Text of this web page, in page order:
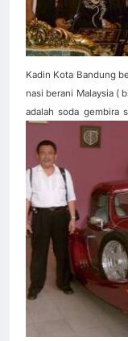
Kadin Kota Bandung
nasi berani Malaysia (
adalah soda gembira